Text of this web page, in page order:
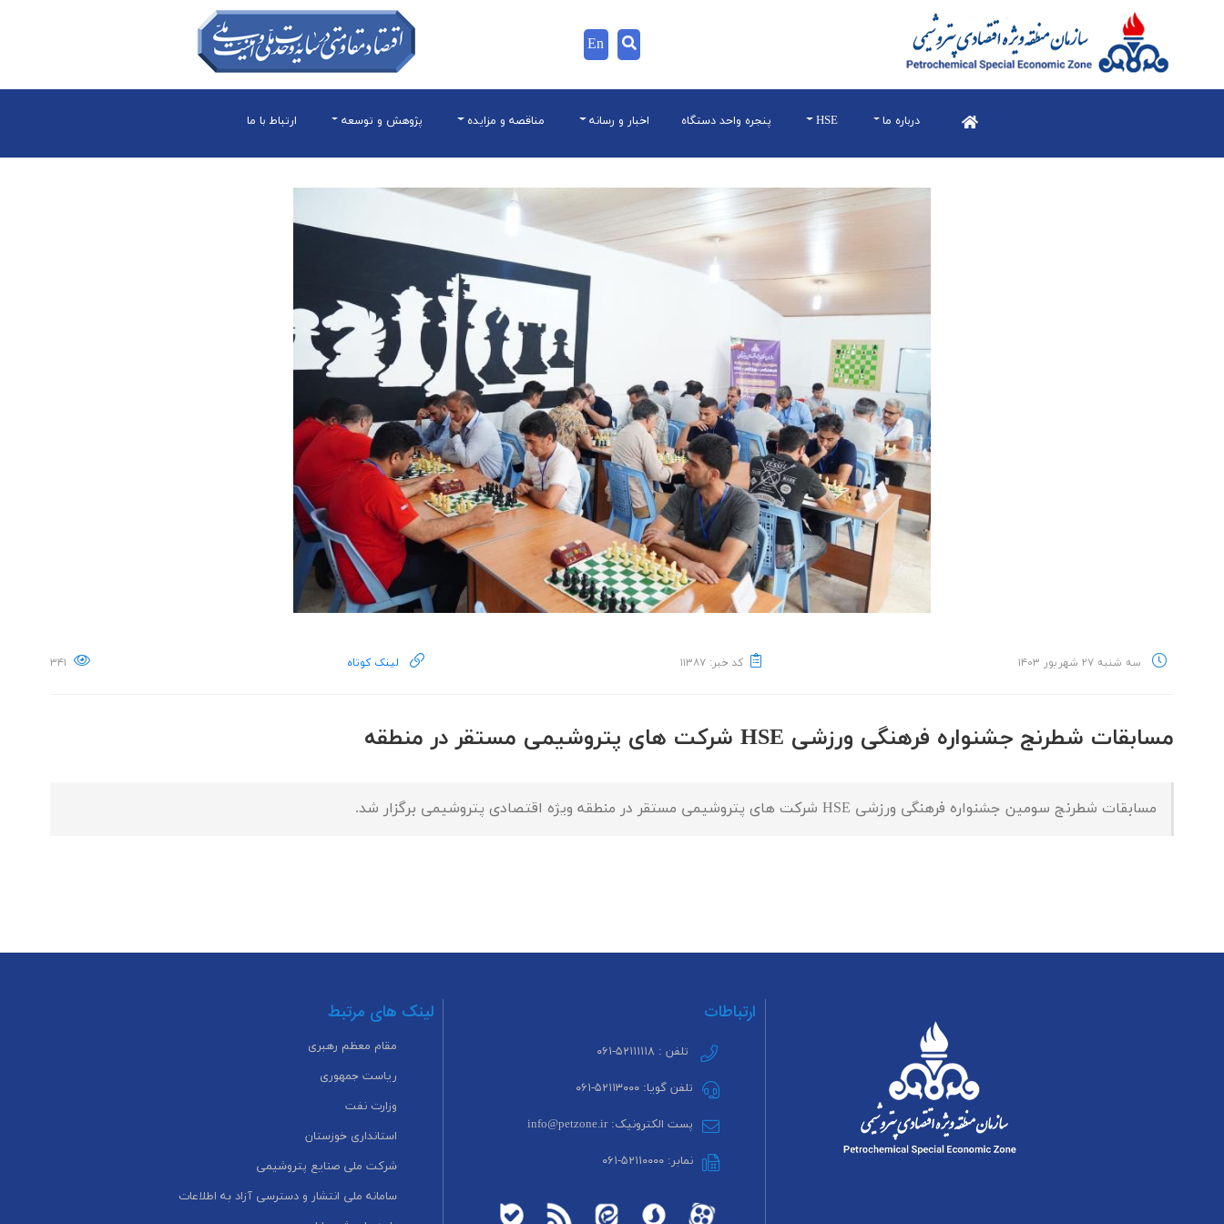
En
درباره ما HSE پنجره واحد دستگاه اخبار و رسانه مناقصه و مزایده پژوهش و توسعه ارتباط با ما
سه شنبه ۲۷ شهریور ۱۴۰۳ کد خبر: ۱۱۳۸۷ لینک کوتاه ۳۴۱
مسابقات شطرنج جشنواره فرهنگی ورزشی HSE شرکت های پتروشیمی مستقر در منطقه
مسابقات شطرنج سومین جشنواره فرهنگی ورزشی HSE شرکت های پتروشیمی مستقر در منطقه ویژه اقتصادی پتروشیمی برگزار شد.
ارتباطات
تلفن : ۵۲۱۱۱۱۱۸-۰۶۱
تلفن گویا: ۵۲۱۱۳۰۰۰-۰۶۱
پست الکترونیک: info@petzone.ir
نمابر: ۵۲۱۱۰۰۰۰-۰۶۱
لینک های مرتبط
مقام معظم رهبری
ریاست جمهوری
وزارت نفت
استانداری خوزستان
شرکت ملی صنایع پتروشیمی
سامانه ملی انتشار و دسترسی آزاد به اطلاعات